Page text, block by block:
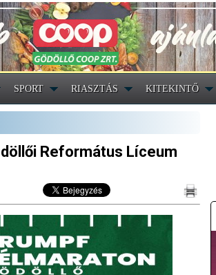
SPORT RIASZTÁS KITEKINTŐ
Református Líceum